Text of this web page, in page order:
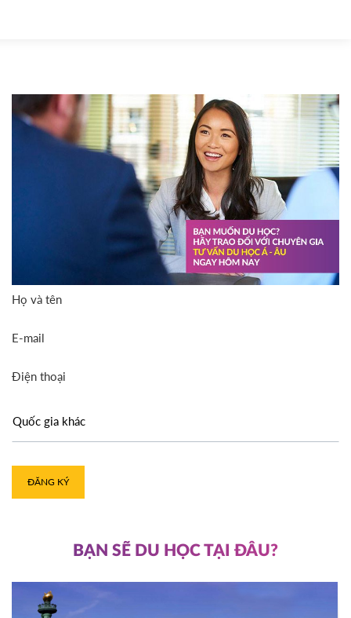
Họ và tên
E-mail
Điện thoại
ĐĂNG KÝ
BẠN SẼ DU HỌC TẠI ĐÂU?